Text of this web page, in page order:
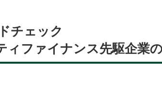
チェック
ファイナンス先駆企業